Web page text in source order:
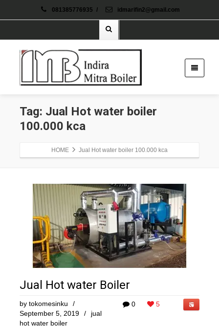
081385776935 / idmarifin2@gmail.com
Tag: Jual Hot water boiler
100.000 kca
HOME Jual Hot water boiler 100.000 kca
Jual Hot water Boiler
0 5
by tokomesinku
/
September 5, 2019
/
jual
hot water boiler